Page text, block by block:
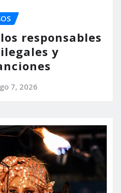
responsables
y
7, 2026